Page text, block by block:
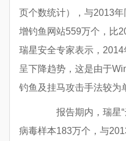
页个数统计），与2013
增钓鱼网站559万个，比
瑞星安全专家表示，
呈下降趋势，这是由于
钓鱼及挂马攻击手法较为
报告期内，瑞星“
病毒样本183万个，与